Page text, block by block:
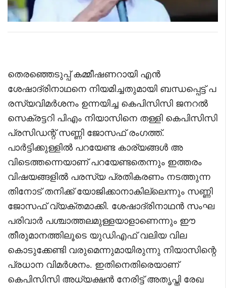
തെരഞ്ഞെടുപ്പ് കമ്മീഷണറായി എന്‍
ശേഷാദ്രിനാഥനെ നിയമിച്ചതുമായി ബന്ധപ്പെട്ട് പ
രസ്യവിമര്‍ശനം ഉന്നയിച്ച കെപിസിസി ജനറല്‍
സെക്രട്ടറി പിഎം നിയാസിനെ തള്ളി കെപിസിസി
പ്രസിഡന്റ് സണ്ണി ജോസഫ് രംഗത്ത്.
പാര്‍ട്ടിക്കുള്ളില്‍ പറയേണ്ട കാര്യങ്ങള്‍ അ
വിടെത്തന്നെയാണ് പറയേണ്ടതെന്നും ഇത്തരം
വിഷയങ്ങളില്‍ പരസ്യ പ്രതികരണം നടത്തുന്ന
തിനോട് തനിക്ക് യോജിക്കാനാകില്ലെന്നും സണ്ണി
ജോസഫ് വ്യക്തമാക്കി. ശേഷാദ്രിനാഥന്‍ സംഘ
പരിവാര്‍ പശ്ചാത്തലമുള്ളയാളാണെന്നും ഈ
തീരുമാനത്തിലൂടെ യുഡിഎഫ് വലിയ വില
കൊടുക്കേണ്ടി വരുമെന്നുമായിരുന്നു നിയാസിന്റെ
പ്രധാന വിമര്‍ശനം. ഇതിനെതിരെയാണ്
കെപിസിസി അധ്യക്ഷന്‍ നേരിട്ട് അതൃപ്തി രേഖ